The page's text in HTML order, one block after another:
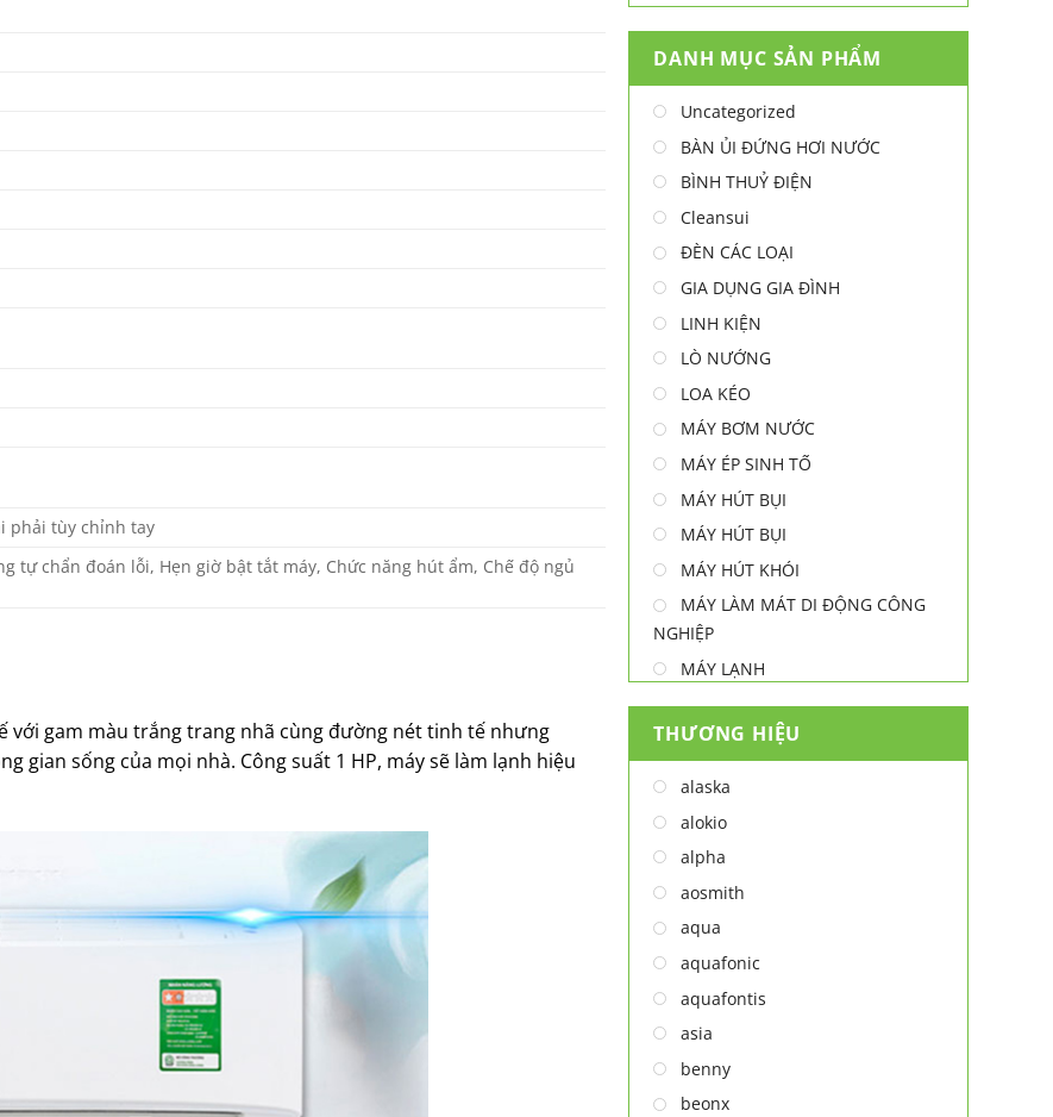
phải tùy chỉnh tay
tự chẩn đoán lỗi, Hẹn giờ bật tắt máy, Chức năng hút ẩm, Chế độ ngủ
với gam màu trắng trang nhã cùng đường nét tinh tế nhưng
gian sống của mọi nhà. Công suất 1 HP, máy sẽ làm lạnh hiệu
DANH MỤC SẢN PHẨM
Uncategorized
BÀN ỦI ĐỨNG HƠI NƯỚC
BÌNH THUỶ ĐIỆN
Cleansui
ĐÈN CÁC LOẠI
GIA DỤNG GIA ĐÌNH
LINH KIỆN
LÒ NƯỚNG
LOA KÉO
MÁY BƠM NƯỚC
MÁY ÉP SINH TỐ
MÁY HÚT BỤI
MÁY HÚT BỤI
MÁY HÚT KHÓI
MÁY LÀM MÁT DI ĐỘNG CÔNG
NGHIỆP
MÁY LẠNH
MÁY LỌC NƯỚC
MÁY NƯỚC NÓNG
MÁY XAY ĐA NĂNG
TỦ MÁT
LÒ VI SÓNG
THƯƠNG HIỆU
alaska
alokio
alpha
aosmith
aqua
aquafonic
aquafontis
asia
benny
beonx